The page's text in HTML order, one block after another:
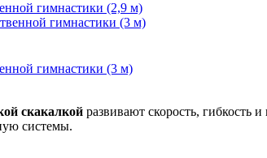
гимнастики (2,9 м)
гимнастики (3 м)
скакалкой развивают скорость, гибкость
системы.